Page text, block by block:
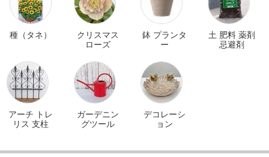
種（タネ）
クリスマス
ローズ
鉢 プランタ
ー
土 肥料 薬剤
忌避剤
アーチ トレ
リス 支柱
ガーデニン
グツール
デコレーシ
ョン